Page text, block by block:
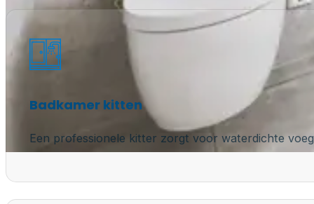
Badkamer kitten
Een professionele kitter zorgt voor waterdichte